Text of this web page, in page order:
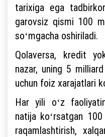
tarixiga ega
garovsiz qismi 100
soʻmgacha oshiriladi.
Qolaversa, kredit
nazar, uning 5
uchun foiz xarajatlari
Har yili oʻz
natija koʻrsatgan
raqamlashtirish,